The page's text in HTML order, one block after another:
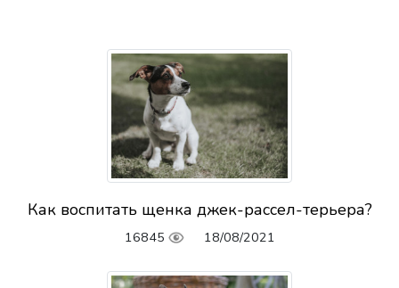
Как воспитать щенка джек-рассел-терьера?
16845 18/08/2021